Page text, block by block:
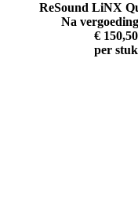
ReSound LiNX
Na
€ 150,50
per stuk